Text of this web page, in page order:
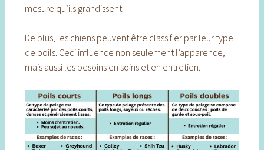
mesure qu’ils grandissent.
De plus, les chiens peuvent être classifier par leur type
de poils. Ceci influence non seulement l’apparence,
mais aussi les besoins en soins et en entretien.